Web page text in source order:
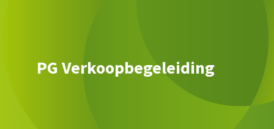
PG Verkoopbegeleiding